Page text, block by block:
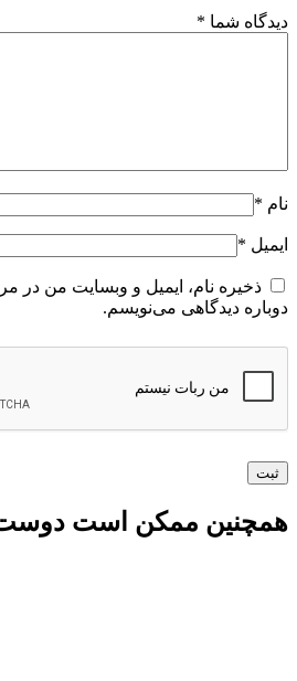
دیدگاه شما *
نام *
ایمیل *
ذخیره نام، ایمیل و وبسایت من در
دوباره دیدگاهی می‌نویسم.
همچنین ممکن است دوست